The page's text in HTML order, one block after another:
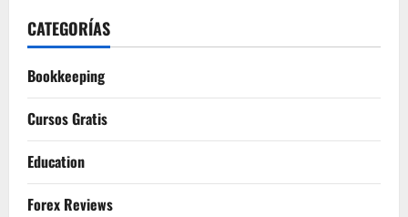
CATEGORÍAS
Bookkeeping
Cursos Gratis
Education
Forex Reviews